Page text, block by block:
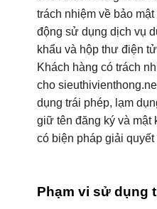
trách nhiệm về bảo
động sử dụng dịch vụ
khẩu và hộp thư điện
Khách hàng có trách
cho
dụng trái phép, lạm
giữ tên đăng ký và mật
có biện pháp giải
Phạm vi sử dụng